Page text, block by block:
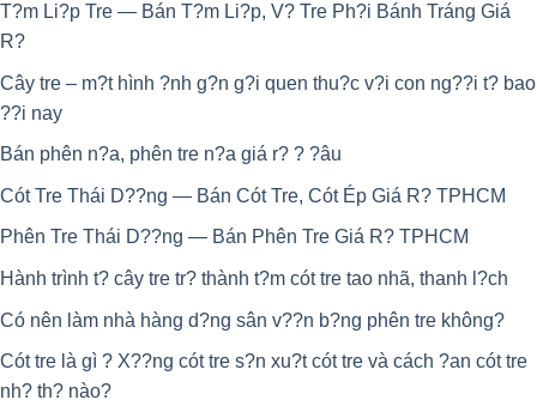
T?m Li?p Tre — Bán T?m Li?p, V? Tre Ph?i Bánh Tráng Giá
R?
Cây tre – m?t hình ?nh g?n g?i quen thu?c v?i con ng??i t? bao
??i nay
Bán phên n?a, phên tre n?a giá r? ? ?âu
Cót Tre Thái D??ng — Bán Cót Tre, Cót Ép Giá R? TPHCM
Phên Tre Thái D??ng — Bán Phên Tre Giá R? TPHCM
Hành trình t? cây tre tr? thành t?m cót tre tao nhã, thanh l?ch
Có nên làm nhà hàng d?ng sân v??n b?ng phên tre không?
Cót tre là gì ? X??ng cót tre s?n xu?t cót tre và cách ?an cót tre
nh? th? nào?